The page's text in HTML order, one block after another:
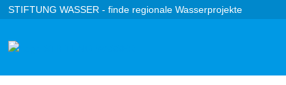
STIFTUNG WASSER - finde regionale Wasserprojekte